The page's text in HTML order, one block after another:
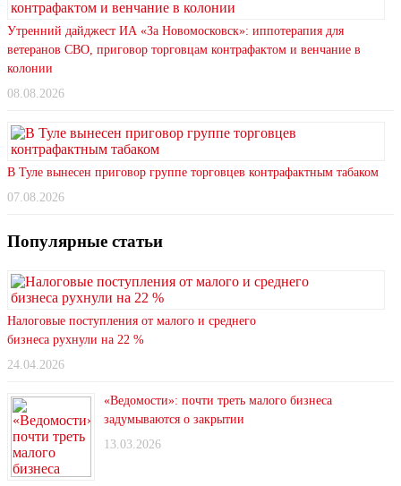
Утренний дайджест ИА «За Новомосковск»: иппотерапия для
ветеранов СВО, приговор торговцам контрафактом и венчание в
колонии
08.08.2026
В Туле вынесен приговор группе торговцев контрафактным табаком
07.08.2026
Популярные статьи
Налоговые поступления от малого и среднего
бизнеса рухнули на 22 %
24.04.2026
«Ведомости»: почти треть малого бизнеса
задумываются о закрытии
13.03.2026